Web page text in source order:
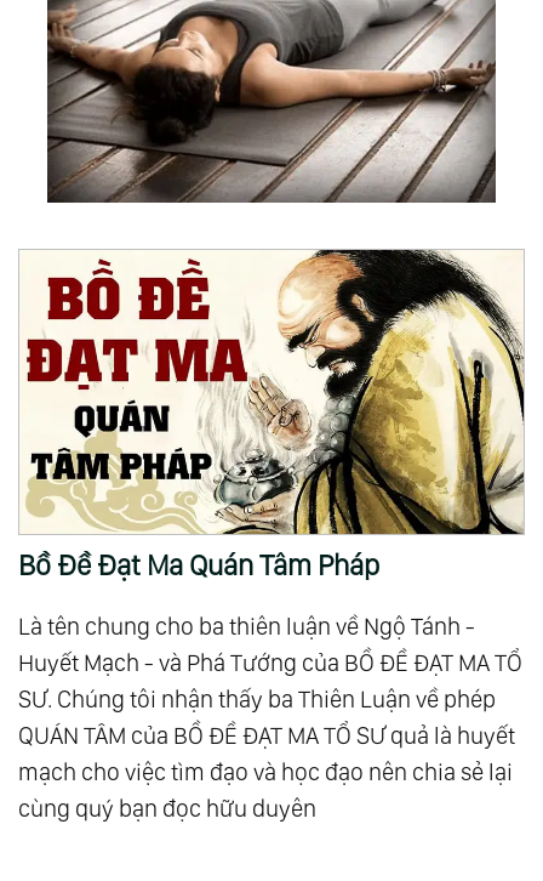
Bồ Đề Đạt Ma Quán Tâm Pháp
Là tên chung cho ba thiên luận về Ngộ Tánh -
Huyết Mạch - và Phá Tướng của BỒ ĐỀ ĐẠT MA TỔ
SƯ. Chúng tôi nhận thấy ba Thiên Luận về phép
QUÁN TÂM của BỒ ĐỀ ĐẠT MA TỔ SƯ quả là huyết
mạch cho việc tìm đạo và học đạo nên chia sẻ lại
cùng quý bạn đọc hữu duyên